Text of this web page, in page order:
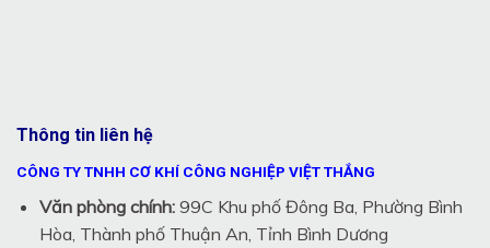
Thông tin liên hệ
CÔNG TY TNHH CƠ KHÍ CÔNG NGHIỆP VIỆT THẮNG
Văn phòng chính: 99C Khu phố Đông Ba, Phường Bình
Hòa, Thành phố Thuận An, Tỉnh Bình Dương